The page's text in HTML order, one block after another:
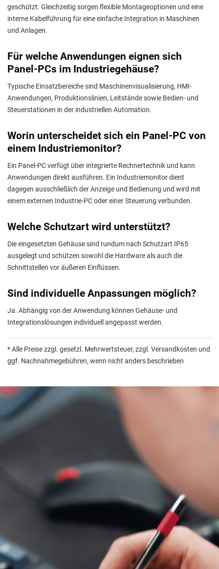
geschützt. Gleichzeitig sorgen flexible Montageoptionen und eine
interne Kabelführung für eine einfache Integration in Maschinen
und Anlagen.
Für welche Anwendungen eignen sich
Panel-PCs im Industriegehäuse?
Typische Einsatzbereiche sind Maschinenvisualisierung, HMI-
Anwendungen, Produktionslinien, Leitstände sowie Bedien- und
Steuerstationen in der industriellen Automation.
Worin unterscheidet sich ein Panel-PC von
einem Industriemonitor?
Ein Panel-PC verfügt über integrierte Rechnertechnik und kann
Anwendungen direkt ausführen. Ein Industriemonitor dient
dagegen ausschließlich der Anzeige und Bedienung und wird mit
einem externen Industrie-PC oder einer Steuerung verbunden.
Welche Schutzart wird unterstützt?
Die eingesetzten Gehäuse sind rundum nach Schutzart IP65
ausgelegt und schützen sowohl die Hardware als auch die
Schnittstellen vor äußeren Einflüssen.
Sind individuelle Anpassungen möglich?
Ja. Abhängig von der Anwendung können Gehäuse- und
Integrationslösungen individuell angepasst werden.
* Alle Preise zzgl. gesetzl. Mehrwertsteuer, zzgl. Versandkosten und
ggf. Nachnahmegebühren, wenn nicht anders beschrieben